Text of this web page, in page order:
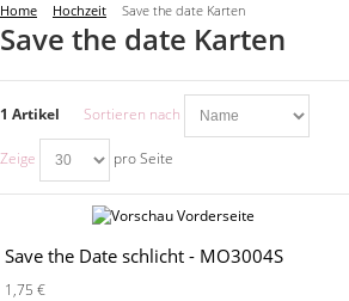
Home Hochzeit Save the date Karten
Save the date Karten
1 Artikel Sortieren nach
Zeige pro Seite
Save the Date schlicht - MO3004S
1,75 €